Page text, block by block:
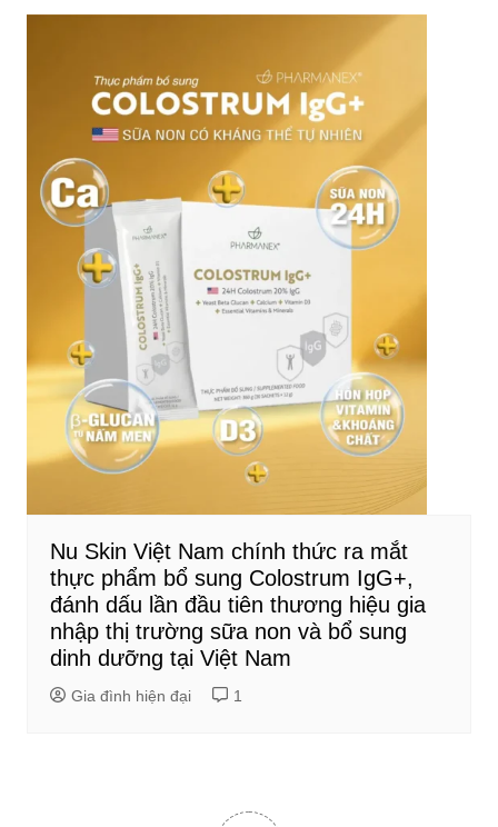
Nu Skin Việt Nam chính thức ra mắt
thực phẩm bổ sung Colostrum IgG+,
đánh dấu lần đầu tiên thương hiệu gia
nhập thị trường sữa non và bổ sung
dinh dưỡng tại Việt Nam
Gia đình hiện đại 1